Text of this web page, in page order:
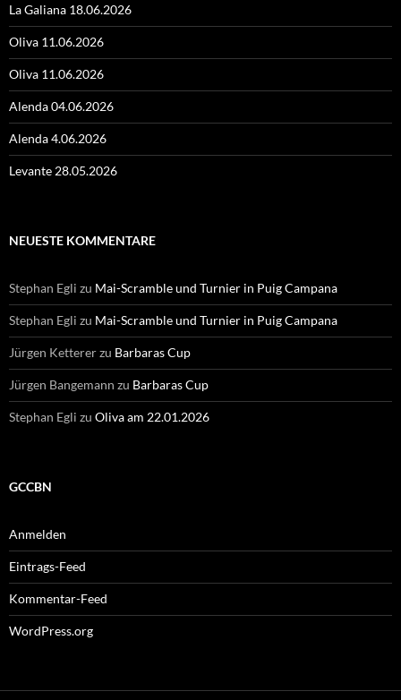
La Galiana 18.06.2026
Oliva 11.06.2026
Oliva 11.06.2026
Alenda 04.06.2026
Alenda 4.06.2026
Levante 28.05.2026
NEUESTE KOMMENTARE
Stephan Egli zu Mai-Scramble und Turnier in Puig Campana
Stephan Egli zu Mai-Scramble und Turnier in Puig Campana
Jürgen Kettererzu Barbaras Cup
Jürgen Bangemann zu Barbaras Cup
Stephan Egli zu Oliva am 22.01.2026
GCCBN
Anmelden
Eintrags-Feed
Kommentar-Feed
WordPress.org